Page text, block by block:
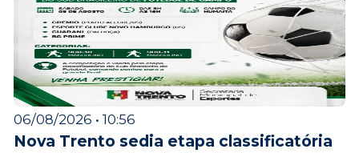
06/08/2026 • 10:56
Nova Trento sedia etapa classificatória